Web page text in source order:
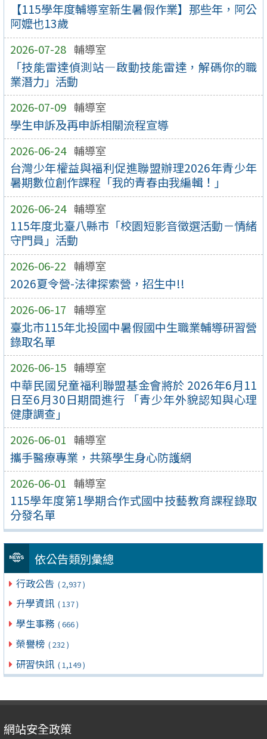
【115學年度輔導室新生暑假作業】那些年，阿公
阿嬤也13歲
2026-07-28 輔導室
「技能雷達偵測站—啟動技能雷達，解碼你的職
業潛力」活動
2026-07-09 輔導室
學生申訴及再申訴相關流程宣導
2026-06-24 輔導室
台灣少年權益與福利促進聯盟辦理2026年青少年
暑期數位創作課程「我的青春由我編輯！」
2026-06-24 輔導室
115年度北臺八縣市「校園短影音徵選活動－情緒
守門員」活動
2026-06-22 輔導室
2026夏令營-法律探索營，招生中!!
2026-06-17 輔導室
臺北市115年北投國中暑假國中生職業輔導研習營
錄取名單
2026-06-15 輔導室
中華民國兒童福利聯盟基金會將於 2026年6月11
日至6月30日期間進行 「青少年外貌認知與心理
健康調查」
2026-06-01 輔導室
攜手醫療專業，共築學生身心防護網
2026-06-01 輔導室
115學年度第1學期合作式國中技藝教育課程錄取
分發名單
依公告類別彙總
行政公告 ( 2,937 )
升學資訊 ( 137 )
學生事務 ( 666 )
榮譽榜 ( 232 )
研習快訊 ( 1,149 )
網站安全政策